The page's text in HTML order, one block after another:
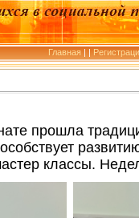
Главная | |
прошла
классы.